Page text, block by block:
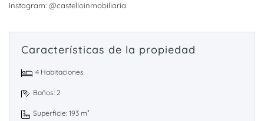
Instagram: @castelloinmobiliaria
Características de la propiedad
4 Habitaciones
Baños: 2
Superficie: 193 m²